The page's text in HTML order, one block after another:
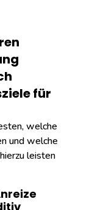
für
welche
und welche
leisten